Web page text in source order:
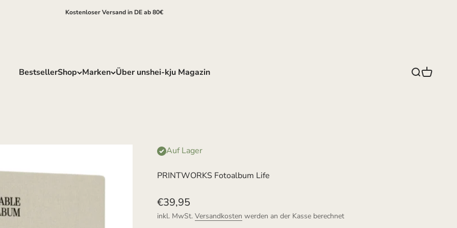
Kostenloser Versand in DE ab 80€
BestsellerShop Marken Über unshei-kju Magazin Suche
Auf Lager
PRINTWORKS Fotoalbum Life
Angebot
€39,95
inkl. MwSt. Versandkosten werden an der Kasse berechnet